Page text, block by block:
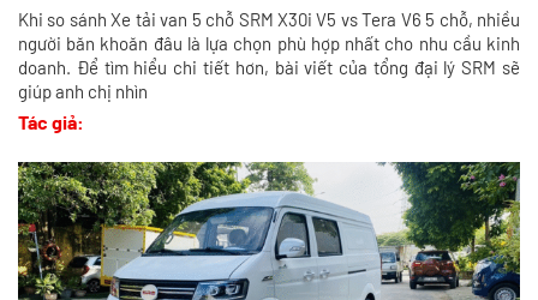
Khi so sánh Xe tải van 5 chỗ SRM X30i V5 vs Tera V6 5 chỗ, nhiều
người băn khoăn đâu là lựa chọn phù hợp nhất cho nhu cầu kinh
doanh. Để tìm hiểu chi tiết hơn, bài viết của tổng đại lý SRM sẽ
giúp anh chị nhìn
Tác giả: